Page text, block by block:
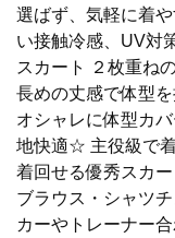
選ばず、気軽に着
い接触冷感、UV対
スカート ２枚重ね
長めの丈感で体型
オシャレに体型カ
地快適☆ 主役級で
着回せる優秀スカ
ブラウス・シャツ
カーやトレーナー